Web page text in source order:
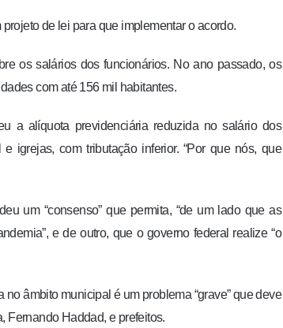
de lei para que implementar o acordo.
os salários dos funcionários. No ano passado, os
com até 156 mil habitantes.
a alíquota previdenciária reduzida no salário dos
igrejas, com tributação inferior. “Por que nós, que
um “consenso” que permita, “de um lado que as
e de outro, que o governo federal realize “o
âmbito municipal é um problema “grave” que deve
Fernando Haddad, e prefeitos.